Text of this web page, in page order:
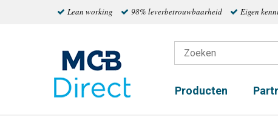
Lean working 98% leverbetrouwbaarheid Eigen
Producten